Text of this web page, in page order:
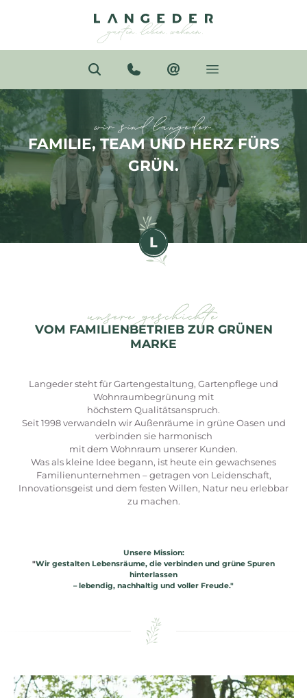
wir sind langeder
FAMILIE, TEAM UND HERZ FÜRS
GRÜN.
unsere geschichte
VOM FAMILIENBETRIEB ZUR GRÜNEN
MARKE
Langeder steht für Gartengestaltung, Gartenpflege und
Wohnraumbegrünung mit
höchstem Qualitätsanspruch.
Seit 1998 verwandeln wir Außenräume in grüne Oasen und
verbinden sie harmonisch
mit dem Wohnraum unserer Kunden.
Was als kleine Idee begann, ist heute ein gewachsenes
Familienunternehmen – getragen von Leidenschaft,
Innovationsgeist und dem festen Willen, Natur neu erlebbar
zu machen.
Unsere Mission:
"Wir gestalten Lebensräume, die verbinden und grüne Spuren
hinterlassen
– lebendig, nachhaltig und voller Freude."